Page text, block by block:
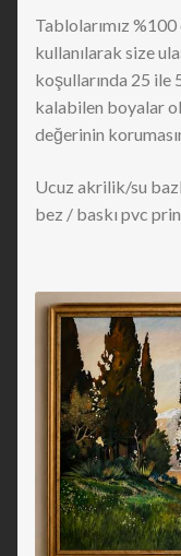
Tablolarımız
kullanılarak size
koşullarında 25 ile
kalabilen boyalar
değerinin
Ucuz akrilik/su
bez / baskı pvc